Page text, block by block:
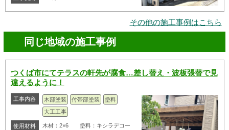
その他の施工事例はこちら
同じ地域の施工事例
つくば市にてテラスの軒先が腐食…差し替え・波板張替で見
違えるように！
工事内容 木部塗装 付帯部塗装
塗料
大工工事
使用材料
木材：2×6 塗料：キシラデコー